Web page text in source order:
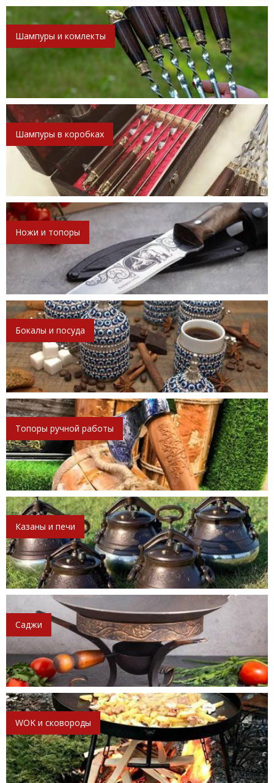
Шампуры и комлекты
Шампуры в коробках
Ножи и топоры
Бокалы и посуда
Топоры ручной работы
Казаны и печи
Саджи
WOK и сковороды